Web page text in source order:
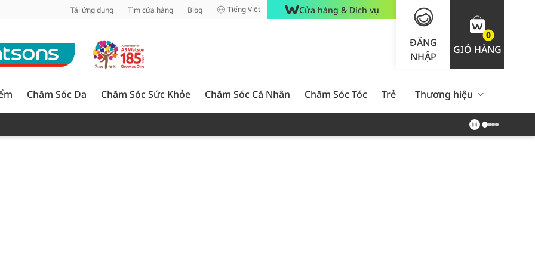
Tải ứng dụng Tìm cửa hàng Blog Tiếng Việt Cửa hàng & Dịch vụ
ĐĂNG
NHẬP
0
GIỎ HÀNG
Chăm Sóc Da Chăm Sóc Sức Khỏe Chăm Sóc Cá Nhân Chăm Sóc Tóc Trẻ Em Nam Giới Chăm Sóc
Thương hiệu